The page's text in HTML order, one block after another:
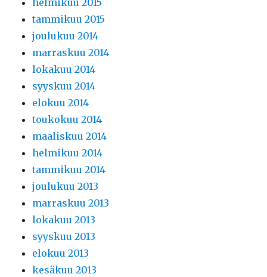
helmikuu 2015
tammikuu 2015
joulukuu 2014
marraskuu 2014
lokakuu 2014
syyskuu 2014
elokuu 2014
toukokuu 2014
maaliskuu 2014
helmikuu 2014
tammikuu 2014
joulukuu 2013
marraskuu 2013
lokakuu 2013
syyskuu 2013
elokuu 2013
kesäkuu 2013